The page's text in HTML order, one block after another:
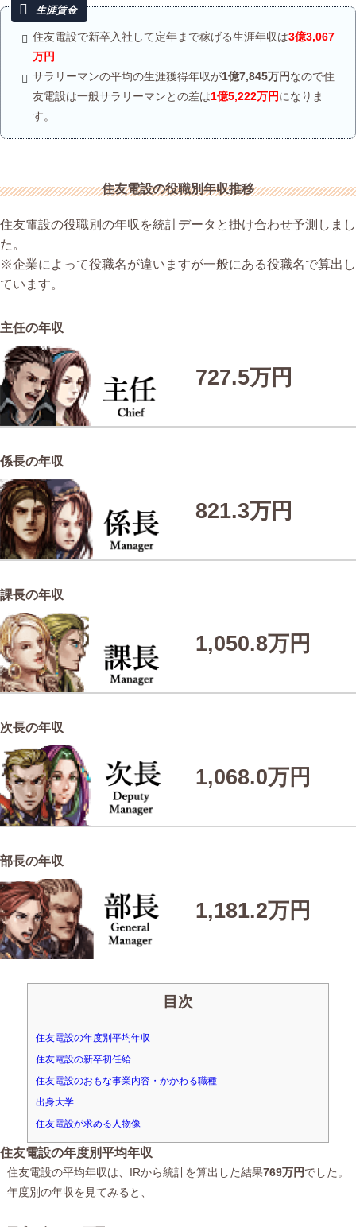
住友電設で新卒入社して定年まで稼げる生涯年収は3億3,067
万円
サラリーマンの平均の生涯獲得年収が1億7,845万円なので住
友電設は一般サラリーマンとの差は1億5,222万円になりま
す。
住友電設の役職別年収推移
住友電設の役職別の年収を統計データと掛け合わせ予測しまし
た。
※企業によって役職名が違いますが一般にある役職名で算出し
ています。
主任の年収
727.5万円
係長の年収
821.3万円
課長の年収
1,050.8万円
次長の年収
1,068.0万円
部長の年収
1,181.2万円
目次
住友電設の年度別平均年収
住友電設の新卒初任給
住友電設のおもな事業内容・かかわる職種
出身大学
住友電設が求める人物像
住友電設の年度別平均年収
住友電設の平均年収は、IRから統計を算出した結果769万円でした。
年度別の年収を見てみると、